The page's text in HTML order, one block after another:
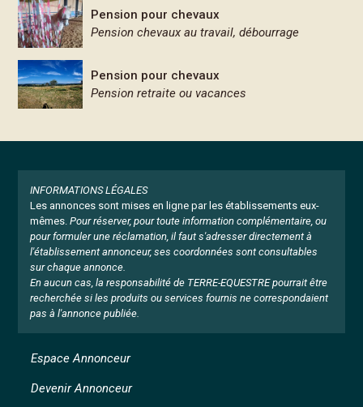
Pension pour chevaux
Pension chevaux au travail, débourrage
Pension pour chevaux
Pension retraite ou vacances
INFORMATIONS LÉGALES
Les annonces sont mises en ligne par les établissements eux-
mêmes. Pour réserver, pour toute information complémentaire, ou
pour formuler une réclamation, il faut s'adresser directement à
l'établissement annonceur, ses coordonnées sont consultables
sur chaque annonce.
En aucun cas, la responsabilité de TERRE-EQUESTRE pourrait être
recherchée si les produits ou services fournis ne correspondaient
pas à l'annonce publiée.
Espace Annonceur
Devenir Annonceur